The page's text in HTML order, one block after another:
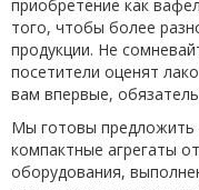
приобретение как
того, чтобы более
продукции. Не
посетители оценят
вам впервые,
Мы готовы предложить
компактные агрегаты
оборудования,